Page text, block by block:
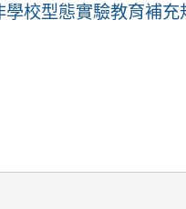
校型態實驗教育補充